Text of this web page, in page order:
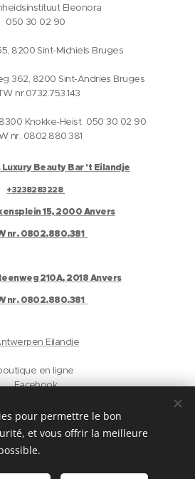
Eleonora
050 30 02 90
8200 Sint-Michiels Bruges
362, 8200 Sint-Andries Bruges
nr.0732.753.143
8300 Knokke-Heist 050 30 02 90
nr. 0802.880.381
Beauty Bar 't Eilandje
+3238283228
15, 2000 Anvers
nr. 0802.880.381
210A, 2018 Anvers
nr. 0802.880.381
Eilandje
en ligne
Facebook
Gelaat
Antwerpen
privacyverklaring
pour permettre le bon
et vous offrir la meilleure